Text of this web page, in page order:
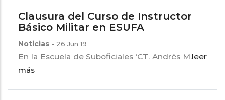
Clausura del Curso de Instructor
Básico Militar en ESUFA
Noticias - 26 Jun 19
En la Escuela de Suboficiales ‘CT. Andrés M.leer
más